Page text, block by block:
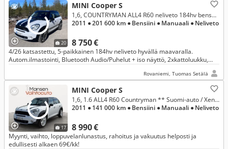
20
MINI Cooper S
8 750 €
1,6, COUNTRYMAN ALL4 R60 neliveto 184hv bensa. Ehkä vaihtokin?
2011 ● 201 600 km ● Bensiini ● Manuaali ● Neliveto
4/26 katsastettu, 5-paikkainen 184hv neliveto hyvällä maavaralla.
Autom.ilmastointi, Bluetooth Audio/Puhelut + iso näyttö, 2xkattoluukku,
Rovaniemi, Tuomas Setälä
17
MINI Cooper S
8 990 €
1,6, 1.6 ALL4 R60 Countryman ** Suomi-auto / Xenon / Vakkari / Ilmastointi **
2011 ● 141 000 km ● Bensiini ● Manuaali ● Neliveto
Myynti, vaihto, loppuvelanlunastus, rahoitus ja vakuutus helposti ja
edullisesti alkaen 69€/kk!